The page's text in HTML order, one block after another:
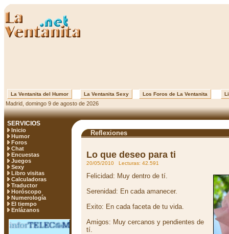
La Ventanita del Humor La Ventanita Sexy Los Foros de La Ventanita
Madrid, domingo 9 de agosto de 2026
SERVICIOS
Inicio
Humor
Foros
Chat
Encuestas
Juegos
Sexy
Libro visitas
Calculadoras
Traductor
Horóscopo
Numerología
El tiempo
Enlázanos
Reflexiones
Lo que deseo para ti
20/05/2010 Lecturas: 42.591
Felicidad: Muy dentro de tí.
Serenidad: En cada amanecer.
Exito: En cada faceta de tu vida.
Amigos: Muy cercanos y pendientes de
tí.